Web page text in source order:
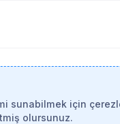
sunabilmek için
olursunuz.